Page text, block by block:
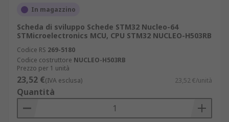
In magazzino
Scheda di sviluppo Schede STM32 Nucleo-64
STMicroelectronics MCU, CPU STM32 NUCLEO-H503RB
Codice RS 269-5180
Codice costruttore NUCLEO-H503RB
Prezzo per 1 unità
23,52 €(IVA esclusa) 23,52 €/unità
Quantità